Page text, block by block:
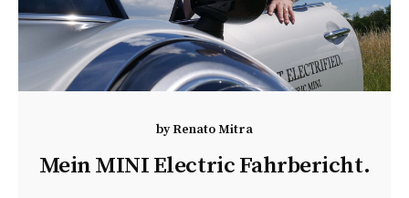
byRenato Mitra
Mein MINI Electric Fahrbericht.